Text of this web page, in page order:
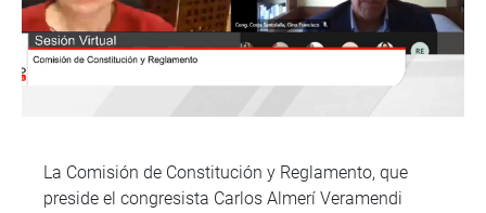
La Comisión de Constitución y Reglamento, que
preside el congresista Carlos Almerí Veramendi